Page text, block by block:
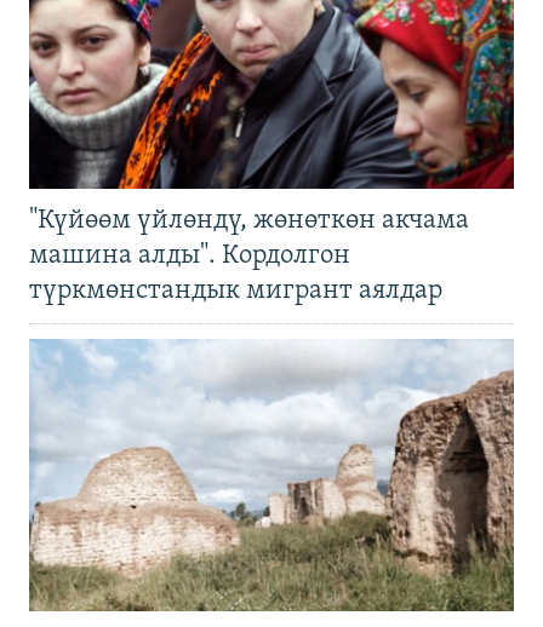
"Күйөөм үйлөндү, жөнөткөн акчама
машина алды". Кордолгон
түркмөнстандык мигрант аялдар